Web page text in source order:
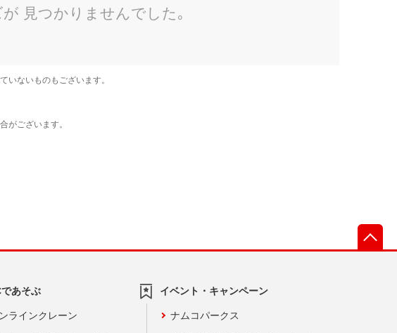
あそぶ
ラインクレーン
イベント・キャンペーン
ナムコパークス